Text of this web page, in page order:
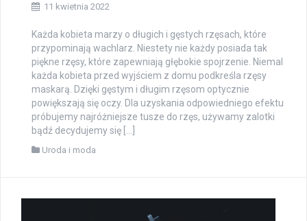
11 kwietnia 2022
Każda kobieta marzy o długich i gęstych rzęsach, które
przypominają wachlarz. Niestety nie każdy posiada tak
piękne rzęsy, które zapewniają głębokie spojrzenie. Niemal
każda kobieta przed wyjściem z domu podkreśla rzęsy
maskarą. Dzięki gęstym i długim rzęsom optycznie
powiększają się oczy. Dla uzyskania odpowiedniego efektu
próbujemy najróżniejsze tusze do rzęs, używamy zalotki
bądź decydujemy się […]
Uroda i moda